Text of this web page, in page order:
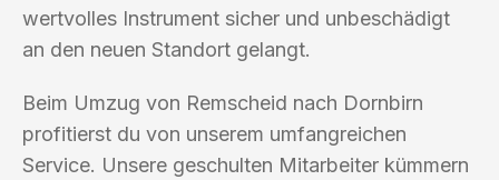
wertvolles Instrument sicher und unbeschädigt
an den neuen Standort gelangt.
Beim Umzug von Remscheid nach Dornbirn
profitierst du von unserem umfangreichen
Service. Unsere geschulten Mitarbeiter kümmern